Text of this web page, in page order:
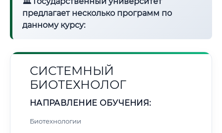
предлагает несколько программ по
данному курсу:
СИСТЕМНЫЙ
БИОТЕХНОЛОГ
НАПРАВЛЕНИЕ ОБУЧЕНИЯ:
Биотехнологии